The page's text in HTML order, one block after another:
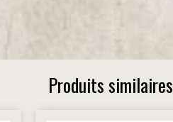
Produits similaires